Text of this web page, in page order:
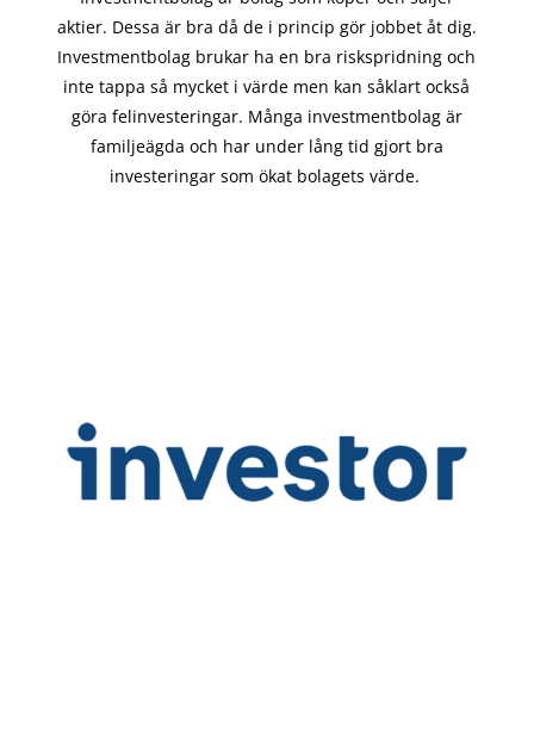
aktier. Dessa är bra då de i princip görjobbet åt dig.
Investmentbolag brukar ha en bra riskspridning och
inte tappa så mycket i värde men kan såklart också
göra felinvesteringar. Många investmentbolag är
familjeägda och har under lång tid gjort bra
investeringar som ökat bolagets värde.